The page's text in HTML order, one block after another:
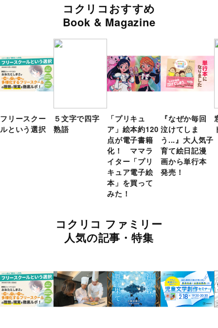
コクリコおすすめ
Book & Magazine
フリースクー
ルという選択
５文字で四字
熟語
「プリキュ
ア」絵本約120
点が電子書籍
化！ ママラ
イター「プリ
キュア電子絵
本」を買って
みた！
『なぜか毎回
泣けてしま
う...』大人気子
育て絵日記漫
画から単行本
発売！
コクリコ ファミリー
人気の記事・特集